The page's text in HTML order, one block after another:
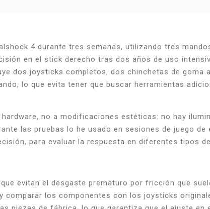
4 durante tres semanas, utilizando tres
en el stick derecho tras dos años de uso
dos joysticks completos, dos chinchetas de goma
lo que evita tener que buscar herramientas
no a modificaciones estéticas: no hay
las pruebas lo he usado en sesiones de juego de
para evaluar la respuesta en diferentes tipos
evitan el desgaste prematuro por fricción que
los componentes con los joysticks